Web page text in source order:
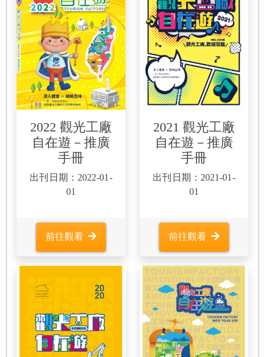
2022 觀光工廠
自在遊－推廣
手冊
出刊日期：2022-01-
01
前往觀看
2021 觀光工廠
自在遊－推廣
手冊
出刊日期：2021-01-
01
前往觀看